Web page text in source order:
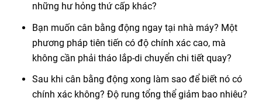
những hư hỏng thứ cấp khác?
Bạn muốn cân bằng động ngay tại nhà máy? Một
phương pháp tiên tiến có độ chính xác cao, mà
không cần phải tháo lắp-di chuyển chi tiết quay?
Sau khi cân bằng động xong làm sao để biết nó có
chính xác không? Độ rung tổng thể giảm bao nhiêu?